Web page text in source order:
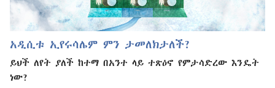
አዲሲቱ ኢየሩሳሌም ምን ታመለክታለች?
ይህች ለየት ያለች ከተማ በአንተ ላይ ተጽዕኖ የምታሳድረው እንዴት
ነው?